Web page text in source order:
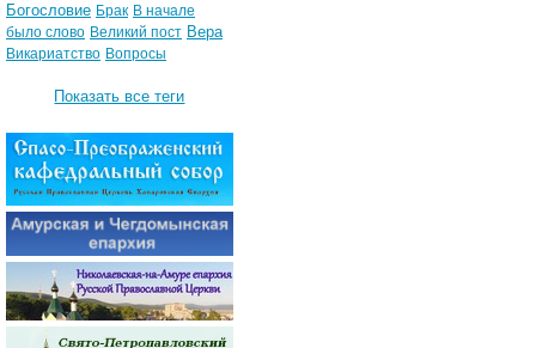
Богословие Брак В начале
было слово Великий пост Вера
Викариатство Вопросы
Показать все теги